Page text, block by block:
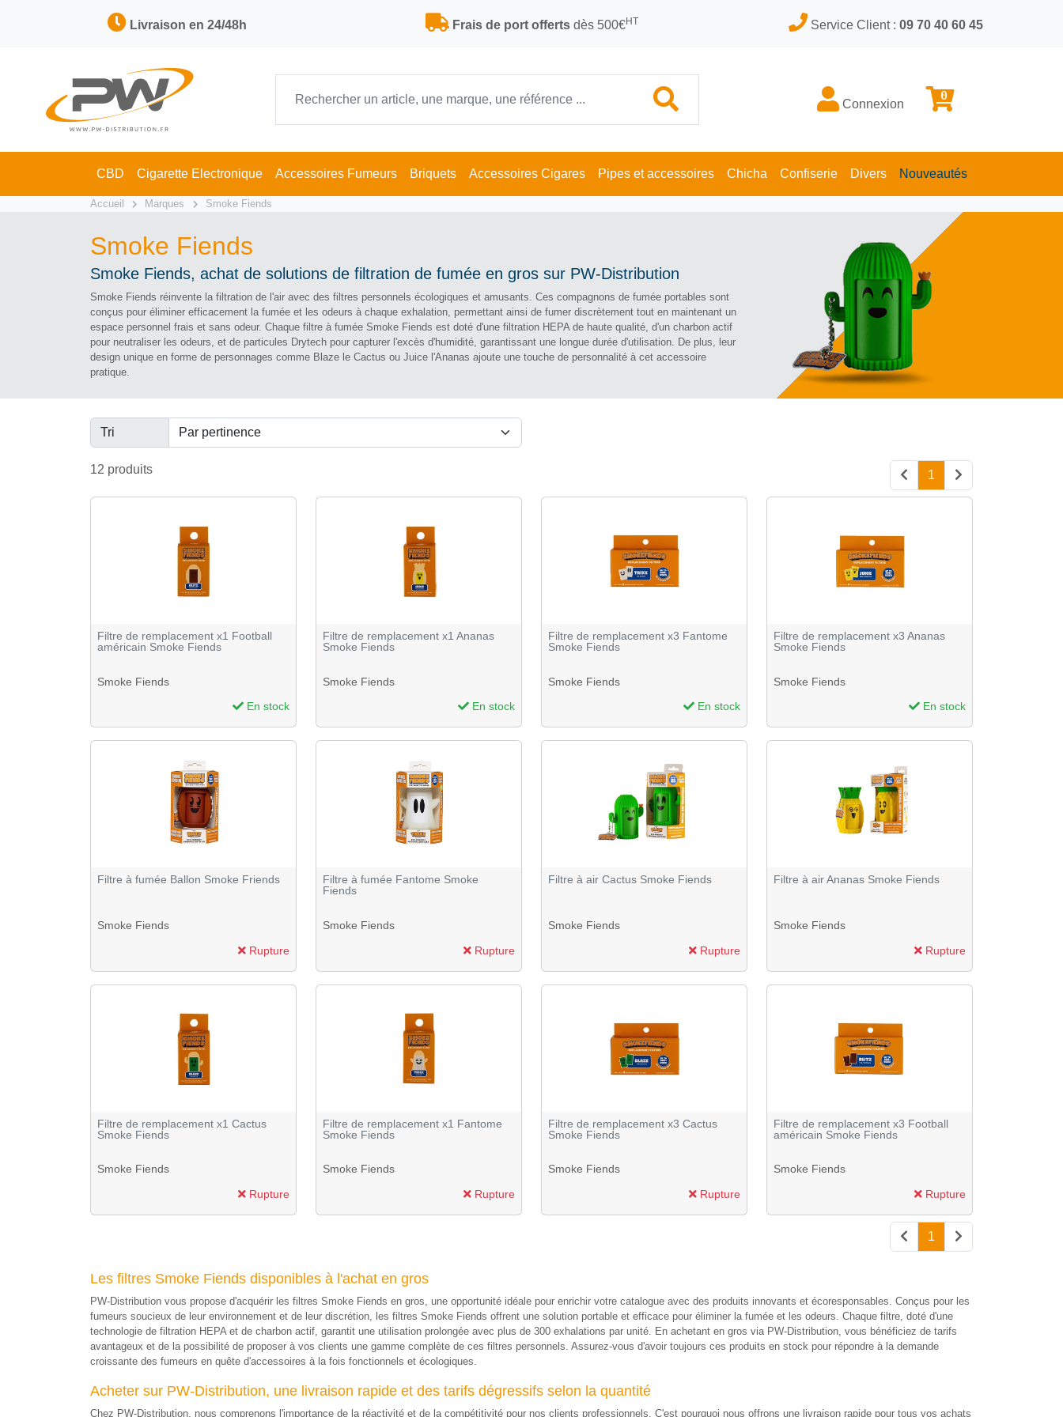
Livraison en 24/48h Frais de port offertsdès 500€HT Service Client : 09 70 40 60 45
Connexion
0
CBD Cigarette Electronique Accessoires Fumeurs Briquets Accessoires Cigares Pipes et accessoires Chicha Confiserie Divers Nouveautés
Accueil Marques Smoke Fiends
Smoke Fiends
Smoke Fiends, achat de solutions de filtration de fumée en gros sur PW-Distribution
Smoke Fiends réinvente la filtration de l'air avec des filtres personnels écologiques et amusants. Ces compagnons de fumée portables sont
conçus pour éliminer efficacement la fumée et les odeurs à chaque exhalation, permettant ainsi de fumer discrètement tout en maintenant un
espace personnel frais et sans odeur. Chaque filtre à fumée Smoke Fiends est doté d'une filtration HEPA de haute qualité, d'un charbon actif
pour neutraliser les odeurs, et de particules Drytech pour capturer l'excès d'humidité, garantissant une longue durée d'utilisation. De plus, leur
design unique en forme de personnages comme Blaze le Cactus ou Juice l'Ananas ajoute une touche de personnalité à cet accessoire
pratique.
Tri
12 produits 1
Filtre de remplacement x1 Football
américain Smoke Fiends
Smoke Fiends
En stock
Filtre de remplacement x1 Ananas
Smoke Fiends
Smoke Fiends
En stock
Filtre de remplacement x3 Fantome
Smoke Fiends
Smoke Fiends
En stock
Filtre de remplacement x3 Ananas
Smoke Fiends
Smoke Fiends
En stock
Filtre à fumée Ballon Smoke Friends
Smoke Fiends
Rupture
Filtre à fumée Fantome Smoke
Fiends
Smoke Fiends
Rupture
Filtre à air Cactus Smoke Fiends
Smoke Fiends
Rupture
Filtre à air Ananas Smoke Fiends
Smoke Fiends
Rupture
Filtre de remplacement x1 Cactus
Smoke Fiends
Smoke Fiends
Rupture
Filtre de remplacement x1 Fantome
Smoke Fiends
Smoke Fiends
Rupture
Filtre de remplacement x3 Cactus
Smoke Fiends
Smoke Fiends
Rupture
Filtre de remplacement x3 Football
américain Smoke Fiends
Smoke Fiends
Rupture
1
Les filtres Smoke Fiends disponibles à l'achat en gros
PW-Distribution vous propose d'acquérir les filtres Smoke Fiends en gros, une opportunité idéale pour enrichir votre catalogue avec des produits innovants et écoresponsables. Conçus pour les
fumeurs soucieux de leur environnement et de leur discrétion, les filtres Smoke Fiends offrent une solution portable et efficace pour éliminer la fumée et les odeurs. Chaque filtre, doté d'une
technologie de filtration HEPA et de charbon actif, garantit une utilisation prolongée avec plus de 300 exhalations par unité. En achetant en gros via PW-Distribution, vous bénéficiez de tarifs
avantageux et de la possibilité de proposer à vos clients une gamme complète de ces filtres personnels. Assurez-vous d'avoir toujours ces produits en stock pour répondre à la demande
croissante des fumeurs en quête d'accessoires à la fois fonctionnels et écologiques.
Acheter sur PW-Distribution, une livraison rapide et des tarifs dégressifs selon la quantité
Chez PW-Distribution, nous comprenons l'importance de la réactivité et de la compétitivité pour nos clients professionnels. C'est pourquoi nous offrons une livraison rapide pour tous vos achats